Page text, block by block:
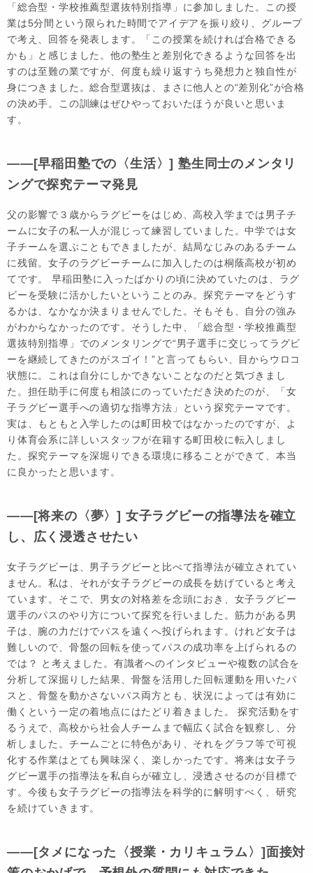
「総合型・学校推薦型選抜特別指導」に参加しました。この授
業は5分間という限られた時間でアイデアを振り絞り、グループ
で考え、回答を発表します。「この授業を続ければ合格できる
かも」と感じました。他の塾生と差別化できるような回答を出
すのは至難の業ですが、何度も繰り返すうち発想力と独自性が
身につきました。総合型選抜は、まさに他人との“差別化”が合格
の決め手。この訓練はぜひやっておいたほうが良いと思いま
す。
――[早稲田塾での〈生活〉] 塾生同士のメンタリ
ングで探究テーマ発見
父の影響で３歳からラグビーをはじめ、高校入学までは男子チ
ームに女子の私一人が混じって練習していました。中学では女
子チームを選ぶこともできましたが、結局なじみのあるチーム
に残留。女子のラグビーチームに加入したのは桐蔭高校が初め
てです。 早稲田塾に入ったばかりの頃に決めていたのは、ラグ
ビーを受験に活かしたいということのみ。探究テーマをどうす
るかは、なかなか決まりませんでした。そもそも、自分の強み
がわからなかったのです。そうした中、「総合型・学校推薦型
選抜特別指導」でのメンタリングで“男子選手に交じってラグビ
ーを継続してきたのがスゴイ！”と言ってもらい、目からウロコ
状態に。これは自分にしかできないことなのだと気づきまし
た。担任助手に何度も相談にのっていただき決めたのが、「女
子ラグビー選手への適切な指導方法」という探究テーマです。
実は、もともと入学したのは町田校ではなかったのですが、よ
り体育会系に詳しいスタッフが在籍する町田校に転入しまし
た。探究テーマを深堀りできる環境に移ることができて、本当
に良かったと思います。
――[将来の〈夢〉] 女子ラグビーの指導法を確立
し、広く浸透させたい
女子ラグビーは、男子ラグビーと比べて指導法が確立されてい
ません。私は、それが女子ラグビーの成長を妨げていると考え
ています。そこで、男女の対格差を念頭におき、女子ラグビー
選手のパスのやり方について探究を行いました。筋力がある男
子は、腕の力だけでパスを遠くへ投げられます。けれど女子は
難しいので、骨盤の回転を使ってパスの成功率を上げられるの
では？ と考えました。有識者へのインタビューや複数の試合を
分析して深掘りした結果、骨盤を活用した回転運動を用いたパ
スと、骨盤を動かさないパス両方とも、状況によっては有効に
働くという一定の着地点にはたどり着きました。 探究活動をす
るうえで、高校から社会人チームまで幅広く試合を観察し、分
析しました。チームごとに特色があり、それをグラフ等で可視
化する作業はとても興味深く、楽しかったです。将来は女子ラ
グビー選手の指導法を私自らが確立し、浸透させるのが目標で
す。今後も女子ラグビーの指導法を科学的に解明すべく、研究
を続けていきます。
――[タメになった〈授業・カリキュラム〉]面接対